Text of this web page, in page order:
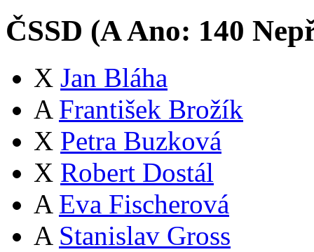
ČSSD (AAno: 140
X Jan Bláha
A František Brožík
X Petra Buzková
X Robert Dostál
A Eva Fischerová
A Stanislav Gross